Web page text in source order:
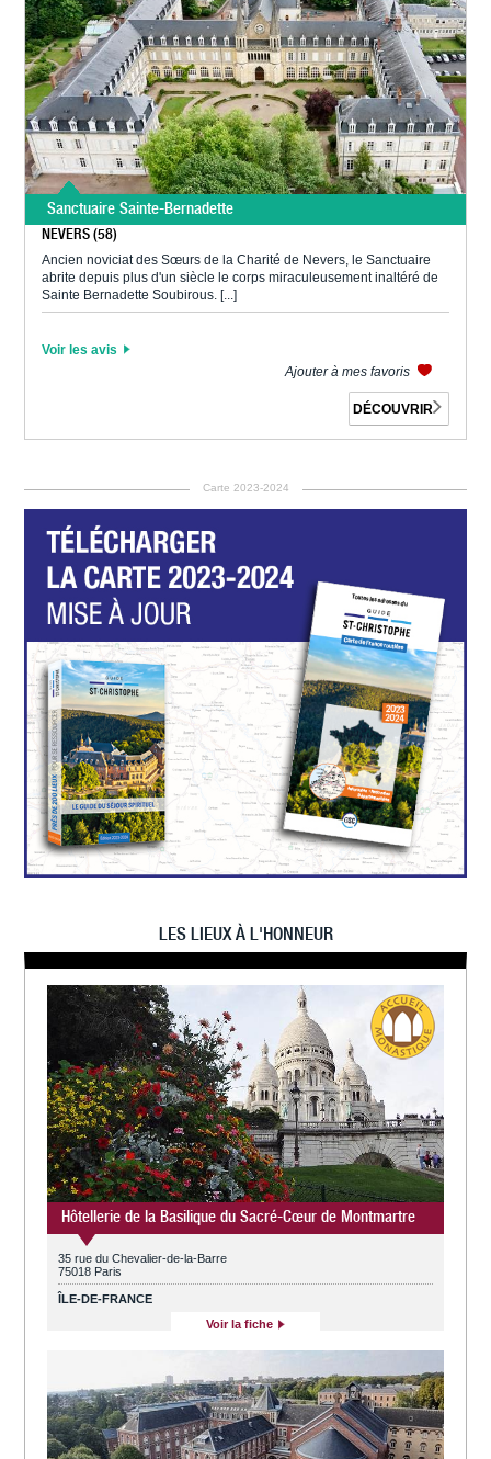
Sanctuaire Sainte-Bernadette
NEVERS (58)
Ancien noviciat des Sœurs de la Charité de Nevers, le Sanctuaire
abrite depuis plus d'un siècle le corps miraculeusement inaltéré de
Sainte Bernadette Soubirous. [...]
Voir les avis
Ajouter à mes favoris
DÉCOUVRIR
Carte 2023-2024
LES LIEUX À L'HONNEUR
Hôtellerie de la Basilique du Sacré-Cœur de Montmartre
35 rue du Chevalier-de-la-Barre
75018 Paris
ÎLE-DE-FRANCE
Voir la fiche